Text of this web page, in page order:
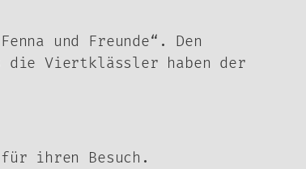
und Freunde“. Den
die Viertklässler haben der
ihren Besuch.